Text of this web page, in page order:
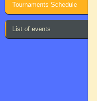
Tournaments Schedule
List of events